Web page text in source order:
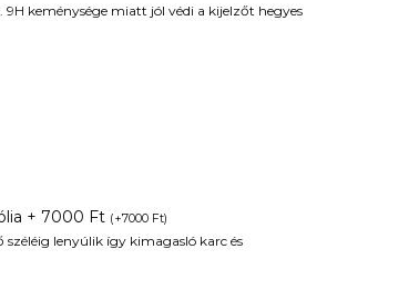
keménysége miatt jól védi a kijelzőt hegyes
+ 7000 Ft (+7000 Ft)
lenyúlik így kimagasló karc és